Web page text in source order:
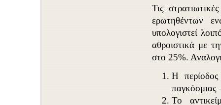
Τις
ερωτηθέντων
υπολογιστεί
αθροιστικά με
στο 25%.
Η
παγκόσμιας
Το